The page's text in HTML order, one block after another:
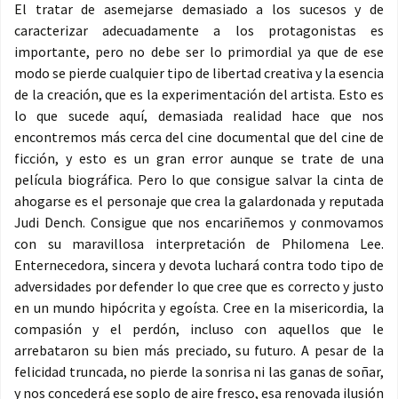
El tratar de asemejarse demasiado a los sucesos y de
caracterizar adecuadamente a los protagonistas es
importante, pero no debe ser lo primordial ya que de ese
modo se pierde cualquier tipo de libertad creativa y la esencia
de la creación, que es la experimentación del artista. Esto es
lo que sucede aquí, demasiada realidad hace que nos
encontremos más cerca del cine documental que del cine de
ficción, y esto es un gran error aunque se trate de una
película biográfica. Pero lo que consigue salvar la cinta de
ahogarse es el personaje que crea la galardonada y reputada
Judi Dench. Consigue que nos encariñemos y conmovamos
con su maravillosa interpretación de Philomena Lee.
Enternecedora, sincera y devota luchará contra todo tipo de
adversidades por defender lo que cree que es correcto y justo
en un mundo hipócrita y egoísta. Cree en la misericordia, la
compasión y el perdón, incluso con aquellos que le
arrebataron su bien más preciado, su futuro. A pesar de la
felicidad truncada, no pierde la sonrisa ni las ganas de soñar,
y nos concederá ese soplo de aire fresco, esa renovada ilusión